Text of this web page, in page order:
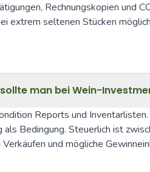
Rechnungskopien und
extrem seltenen Stücken
man bei Wein-
Reports und
Bedingung. Steuerlich ist
und mögliche